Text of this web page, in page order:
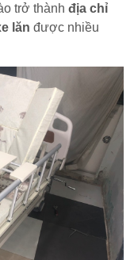
trở thành địa chỉ
lăn được nhiều